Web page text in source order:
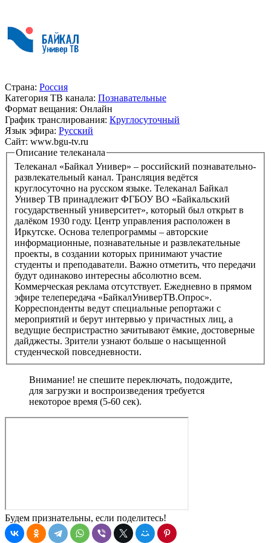
Страна: Россия
Категория ТВ канала: Познавательные
Формат вещания: Онлайн
График транслирования: Круглосуточный
Язык эфира: Русский
Сайт: www.bgu-tv.ru
Описание телеканала
Телеканал «Байкал Универ» – российский познавательно-
развлекательный канал. Трансляция ведётся
круглосуточно на русском языке. Телеканал Байкал
Универ ТВ принадлежит ФГБОУ ВО «Байкальский
государственный университет», который был открыт в
далёком 1930 году. Центр управления расположен в
Иркутске. Основа телепрограммы – авторские
информационные, познавательные и развлекательные
проекты, в создании которых принимают участие
студенты и преподаватели. Важно отметить, что передачи
будут одинаково интересны абсолютно всем.
Коммерческая реклама отсутствует. Ежедневно в прямом
эфире телепередача «БайкалУниверТВ.Опрос».
Корреспонденты ведут специальные репортажи с
мероприятий и берут интервью у причастных лиц, а
ведущие беспристрастно зачитывают ёмкие, достоверные
дайджесты. Зрители узнают больше о насыщенной
студенческой повседневности.
Внимание! не спешите переключать, подождите,
для загрузки и воспроизведения требуется
некоторое время (5-60 сек).
Будем признательны, если поделитесь!